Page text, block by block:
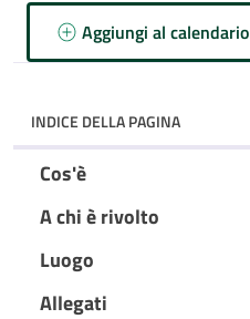
Aggiungi al calendario
INDICE DELLA PAGINA
Cos'è
A chi è rivolto
Luogo
Allegati